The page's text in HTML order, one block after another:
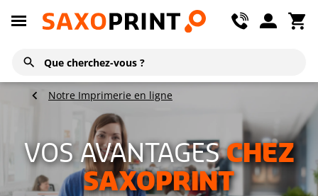
Notre Imprimerie en ligne
VOS AVANTAGESCHEZ
SAXOPRINT